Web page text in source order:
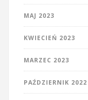
MAJ 2023
KWIECIEŃ 2023
MARZEC 2023
PAŹDZIERNIK 2022